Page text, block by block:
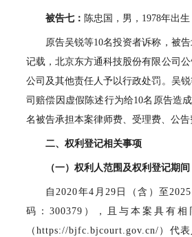
被告七 ： 陈忠国，男， 1978年出
原告吴锐等10名投资者诉称，被告
记载，北京东方通科技股份有限公司
公司及其他责任人予以行政处罚。吴锐
司赔偿因虚假陈述行为给10名 原告造
名被告承担本案律师费、受理费、公告
二、 权利登记相关事项
（一）权利人范围及权利登记期间
自2020年4 月29 日（含）至2025
码：300379 ），且与本案具有相
（https://bjfc.bjcourt.gov.cn/）代